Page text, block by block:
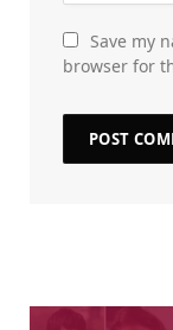
Save my
browser for